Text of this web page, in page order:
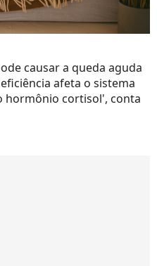
causar a queda aguda
afeta o sistema
hormônio cortisol', conta